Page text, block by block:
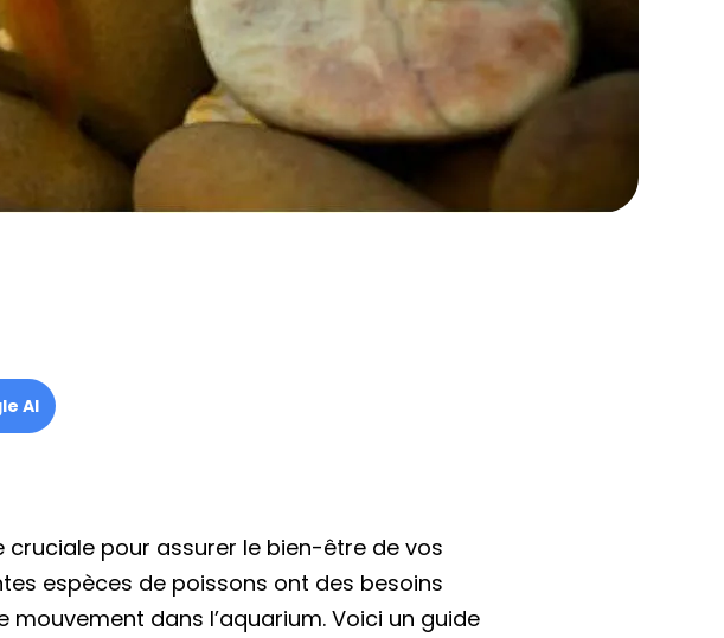
AI
cruciale pour assurer le bien-être de vos
espèces de poissons ont des besoins
dans l’aquarium. Voici un guide